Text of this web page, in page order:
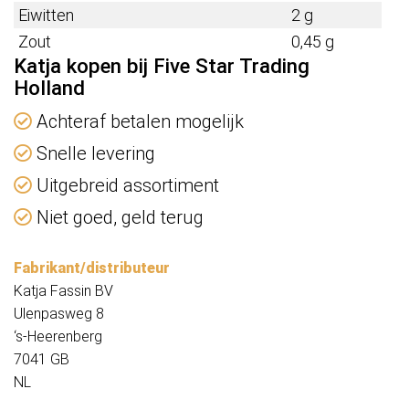
Eiwitten
2 g
Zout
0,45 g
Katja kopen bij Five Star Trading
Holland
Achteraf betalen mogelijk
Snelle levering
Uitgebreid assortiment
Niet goed, geld terug
Fabrikant/distributeur
Katja Fassin BV
Ulenpasweg 8
‘s-Heerenberg
7041 GB
NL